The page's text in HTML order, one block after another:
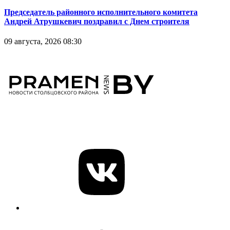
Председатель районного исполнительного комитета
Андрей Атрушкевич поздравил с Днем строителя
09 августа, 2026 08:30